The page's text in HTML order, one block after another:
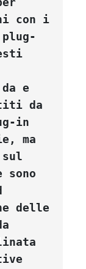
con i
e
da
in
ma
sul
sono
delle